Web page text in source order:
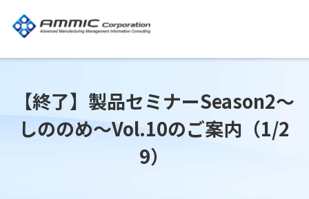
【終了】製品セミナーSeason2～
しののめ～Vol.10のご案内（1/2
9）